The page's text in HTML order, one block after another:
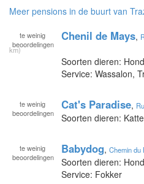
Meer pensions in de buurt van
te weinig
beoordelingen
Chenil de Mays,
km)
Soorten dieren:
Service: Wassalon,
te weinig
beoordelingen
Cat's Paradise,
Soorten dieren:
te weinig
beoordelingen
Babydog, Chemin du
Soorten dieren:
Service: Fokker